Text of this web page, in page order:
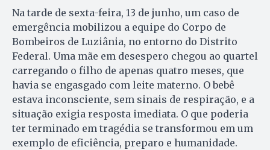
Na tarde de sexta-feira, 13 de junho, um caso de
emergência mobilizou a equipe do Corpo de
Bombeiros de Luziânia, no entorno do Distrito
Federal. Uma mãe em desespero chegou ao quartel
carregando o filho de apenas quatro meses, que
havia se engasgado com leite materno. O bebê
estava inconsciente, sem sinais de respiração, e a
situação exigia resposta imediata. O que poderia
ter terminado em tragédia se transformou em um
exemplo de eficiência, preparo e humanidade.